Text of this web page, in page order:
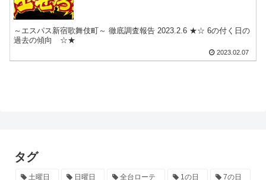
～エスパス新宿歌舞伎町～ 徹底調査報告 2023.2.6 ★☆ 6の付く日の
過去の傾向 ☆★
2023.02.07
タグ
土曜日 日曜日 全台ローテ 1の日 7の日